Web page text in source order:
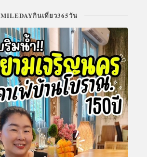
MILEDAYกินเที่ยว365วัน